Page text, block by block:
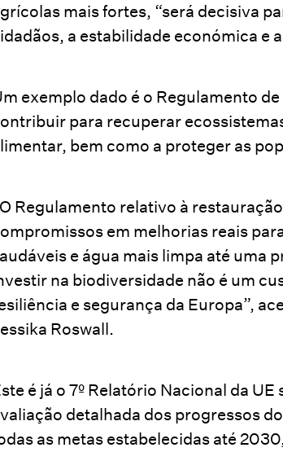
mais fortes, “será decisiva
a estabilidade económica e
exemplo dado é o Regulamento
para recuperar
bem como a proteger as
Regulamento relativo à
em melhorias reais
e água mais limpa até uma
na biodiversidade não é um
e segurança da Europa”,
Roswall.
é já o 7º Relatório Nacional da
detalhada dos progressos
as metas estabelecidas até